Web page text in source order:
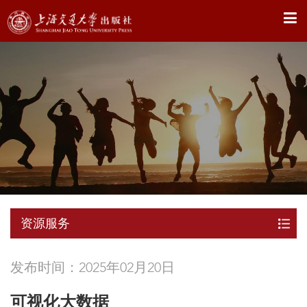
X
资源服务
发布时间：2025年02月20日
可视化大数据